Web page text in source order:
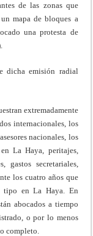
de las zonas que
mapa de bloques a
una protesta de
dicha emisión radial
extremadamente
internacionales, los
nacionales, los
La Haya, peritajes,
gastos secretariales,
los cuatro años que
tipo en La Haya. En
abocados a tiempo
o por lo menos
completo.